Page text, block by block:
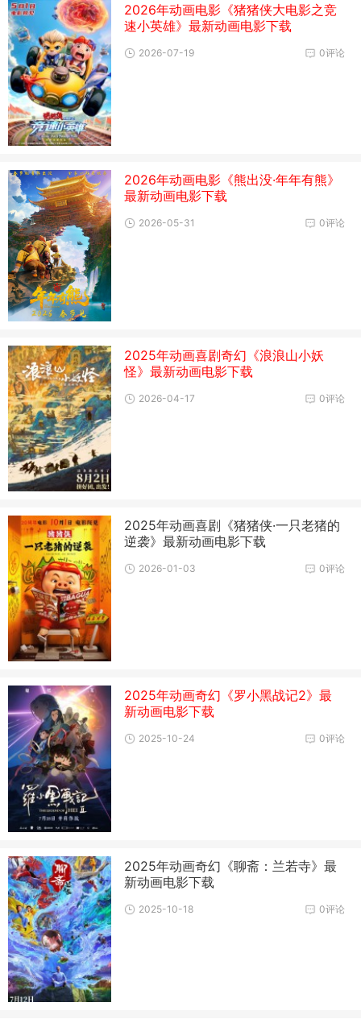
2026年动画电影《猪猪侠大电影之竞
速小英雄》最新动画电影下载
0评论
2026-07-19
2026年动画电影《熊出没·年年有熊》
最新动画电影下载
0评论
2026-05-31
2025年动画喜剧奇幻《浪浪山小妖
怪》最新动画电影下载
0评论
2026-04-17
2025年动画喜剧《猪猪侠·一只老猪的
逆袭》最新动画电影下载
0评论
2026-01-03
2025年动画奇幻《罗小黑战记2》最
新动画电影下载
0评论
2025-10-24
2025年动画奇幻《聊斋：兰若寺》最
新动画电影下载
0评论
2025-10-18